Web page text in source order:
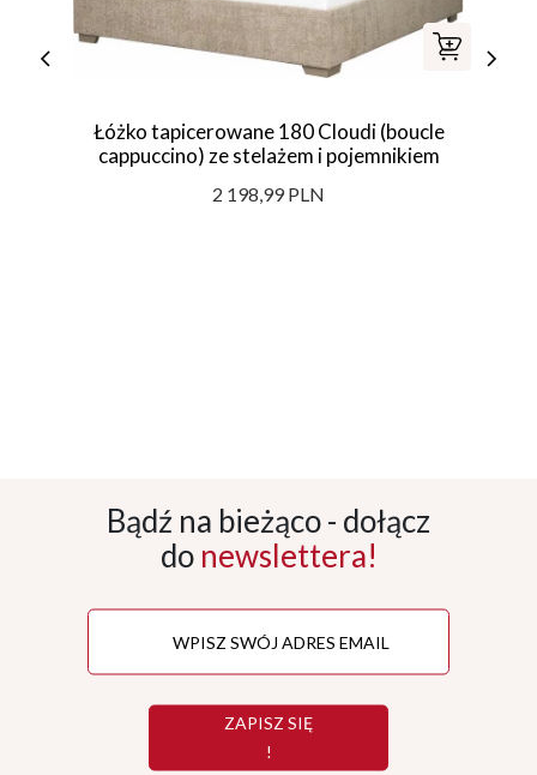
Łóżko tapicerowane 180 Cloudi (boucle
cappuccino) ze stelażem i pojemnikiem
2 198,99 PLN
Bądź na bieżąco - dołącz
do newslettera!
ZAPISZ SIĘ
!